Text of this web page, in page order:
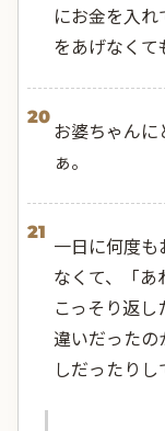
にお金を入
をあげなくて
20
お婆ちゃん
ぁ。
21
一日に何度
なくて、「
こっそり返
違いだった
しだったりし